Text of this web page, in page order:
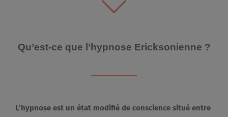
Qu’est-ce que l’hypnose Ericksonienne ?
L’hypnose est un état modifié de conscience situé entre